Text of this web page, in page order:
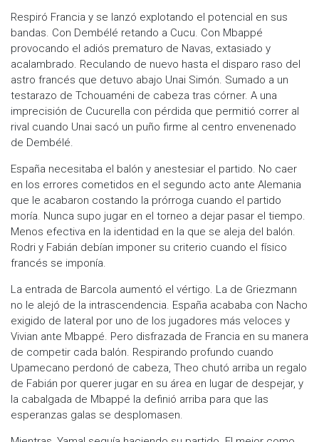
Respiró Francia y se lanzó explotando el potencial en sus
bandas. Con Dembélé retando a Cucu. Con Mbappé
provocando el adiós prematuro de Navas, extasiado y
acalambrado. Reculando de nuevo hasta el disparo raso del
astro francés que detuvo abajo Unai Simón. Sumado a un
testarazo de Tchouaméni de cabeza tras córner. A una
imprecisión de Cucurella con pérdida que permitió correr al
rival cuando Unai sacó un puño firme al centro envenenado
de Dembélé.
España necesitaba el balón y anestesiar el partido. No caer
en los errores cometidos en el segundo acto ante Alemania
que le acabaron costando la prórroga cuando el partido
moría. Nunca supo jugar en el torneo a dejar pasar el tiempo.
Menos efectiva en la identidad en la que se aleja del balón.
Rodri y Fabián debían imponer su criterio cuando el físico
francés se imponía.
La entrada de Barcola aumentó el vértigo. La de Griezmann
no le alejó de la intrascendencia. España acababa con Nacho
exigido de lateral por uno de los jugadores más veloces y
Vivian ante Mbappé. Pero disfrazada de Francia en su manera
de competir cada balón. Respirando profundo cuando
Upamecano perdonó de cabeza, Theo chutó arriba un regalo
de Fabián por querer jugar en su área en lugar de despejar, y
la cabalgada de Mbappé la definió arriba para que las
esperanzas galas se desplomasen.